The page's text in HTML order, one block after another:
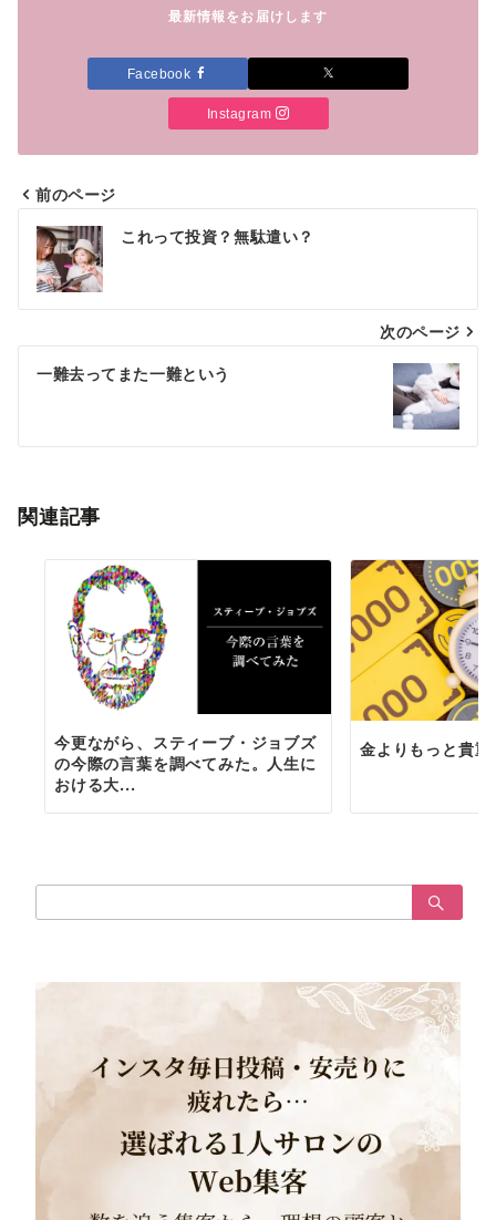
最新情報をお届けします
Facebook
Instagram
投
稿
ナ
ビ
ゲ
シ
ン
前のページ
これって投資？無駄遣い？
次のページ
一難去ってまた一難という
関連記事
今更ながら、スティーブ・ジョブズ
の今際の言葉を調べてみた。人生に
おける大...
金よりもっと貴重
索：